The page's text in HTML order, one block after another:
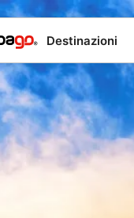
Destinazioni